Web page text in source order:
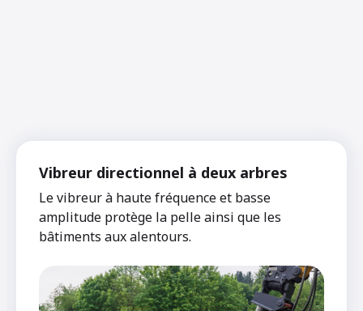
Vibreur directionnel à deux arbres
Le vibreur à haute fréquence et basse
amplitude protège la pelle ainsi que les
bâtiments aux alentours.